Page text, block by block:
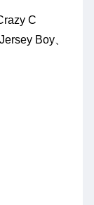
C
Boy、